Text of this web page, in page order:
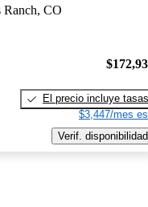
Ranch, CO
El precio incluye tasas
$3,447/mes
Verif. disponibilidad